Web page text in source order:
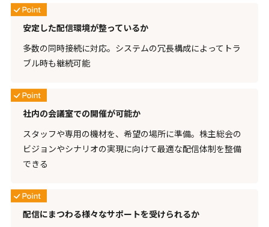
安定した配信環境が整っているか
多数の同時接続に対応。システムの冗長構成によってトラ
ブル時も継続可能
社内の会議室での開催が可能か
スタッフや専用の機材を、希望の場所に準備。株主総会の
ビジョンやシナリオの実現に向けて最適な配信体制を整備
できる
配信にまつわる様々なサポートを受けられるか